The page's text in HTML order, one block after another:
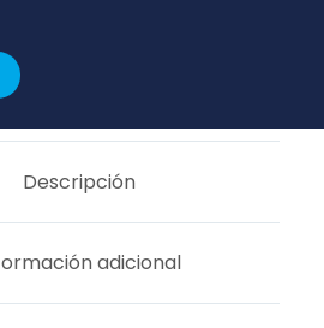
Descripción
adicional